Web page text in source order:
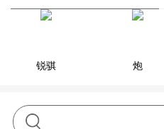
锐骐 炮
长城炮 风骏7